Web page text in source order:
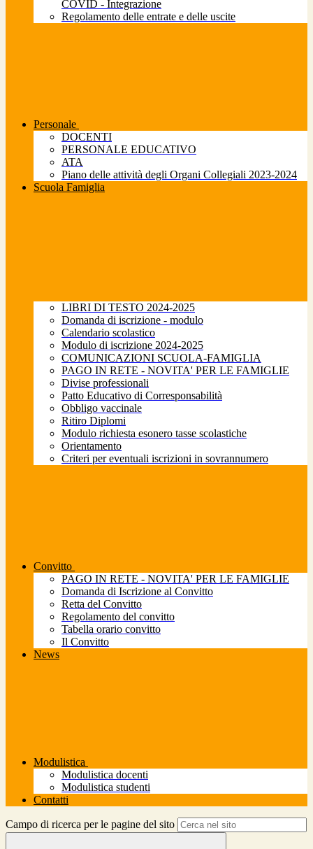
COVID - Integrazione
Regolamento delle entrate e delle uscite
Personale
DOCENTI
PERSONALE EDUCATIVO
ATA
Piano delle attività degli Organi Collegiali 2023-2024
Scuola Famiglia
LIBRI DI TESTO 2024-2025
Domanda di iscrizione - modulo
Calendario scolastico
Modulo di iscrizione 2024-2025
COMUNICAZIONI SCUOLA-FAMIGLIA
PAGO IN RETE - NOVITA' PER LE FAMIGLIE
Divise professionali
Patto Educativo di Corresponsabilità
Obbligo vaccinale
Ritiro Diplomi
Modulo richiesta esonero tasse scolastiche
Orientamento
Criteri per eventuali iscrizioni in sovrannumero
Convitto
PAGO IN RETE - NOVITA' PER LE FAMIGLIE
Domanda di Iscrizione al Convitto
Retta del Convitto
Regolamento del convitto
Tabella orario convitto
Il Convitto
News
Modulistica
Modulistica docenti
Modulistica studenti
Contatti
Campo di ricerca per le pagine del sito